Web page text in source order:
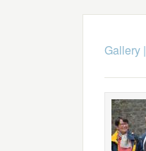
Gallery|